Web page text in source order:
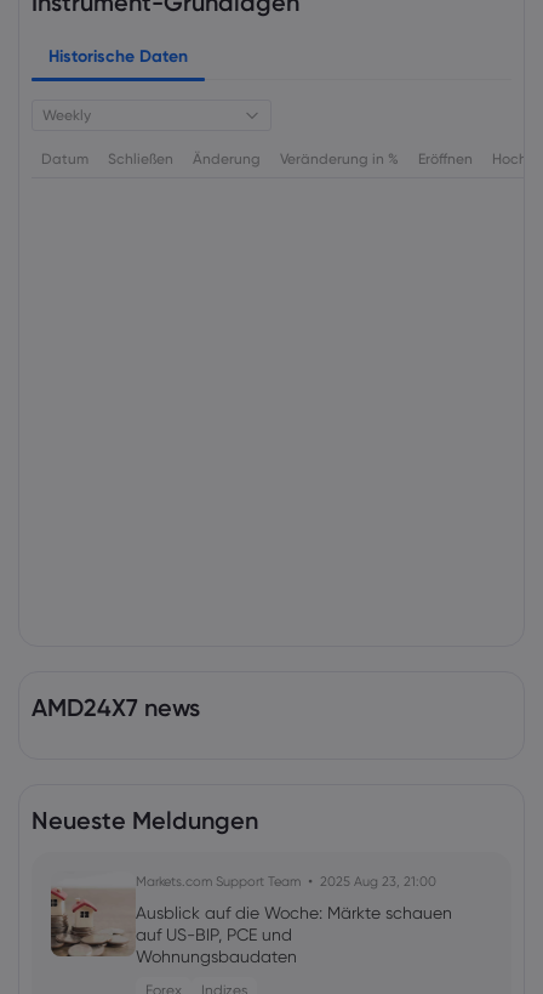
Historische Daten
Weekly
Datum Schließen Änderung Veränderung in % Eröffnen Hoch
AMD24X7 news
Neueste Meldungen
Markets.com Support Team 2025 Aug 23, 21:00
Ausblick auf die Woche: Märkte schauen
auf US-BIP, PCE und
Wohnungsbaudaten
Forex Indizes